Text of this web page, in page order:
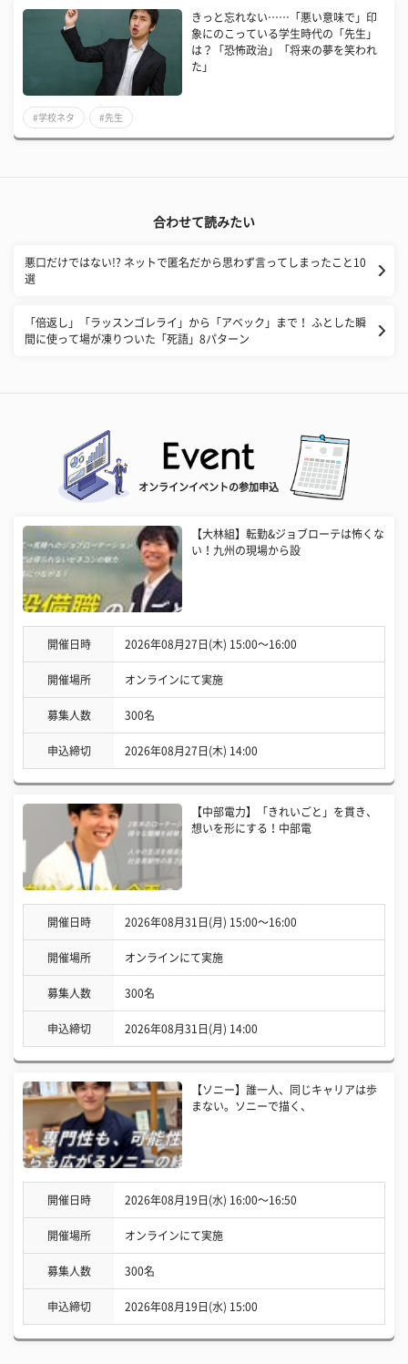
きっと忘れない……「悪い意味で」印
象にのこっている学生時代の「先生」
は？「恐怖政治」「将来の夢を笑われ
た」
#学校ネタ #先生
合わせて読みたい
悪口だけではない!? ネットで匿名だから思わず言ってしまったこと10
選
「倍返し」「ラッスンゴレライ」から「アベック」まで！ ふとした瞬
間に使って場が凍りついた「死語」8パターン
オンラインイベントの参加申込
【大林組】転勤&ジョブローテは怖くな
い！九州の現場から設
開催日時 2026年08月27日(木) 15:00〜16:00
開催場所 オンラインにて実施
募集人数 300名
申込締切 2026年08月27日(木) 14:00
【中部電力】「きれいごと」を貫き、
想いを形にする！中部電
開催日時 2026年08月31日(月) 15:00〜16:00
開催場所 オンラインにて実施
募集人数 300名
申込締切 2026年08月31日(月) 14:00
【ソニー】誰一人、同じキャリアは歩
まない。ソニーで描く、
開催日時 2026年08月19日(水) 16:00〜16:50
開催場所 オンラインにて実施
募集人数 300名
申込締切 2026年08月19日(水) 15:00